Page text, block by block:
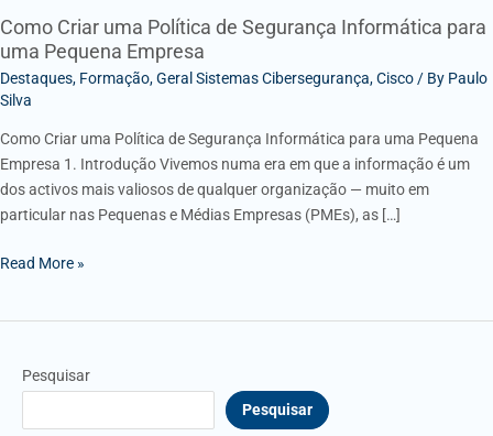
Como Criar uma Política de Segurança Informática para
uma Pequena Empresa
Destaques, Formação,Geral Sistemas Cibersegurança,Cisco/ By Paulo
Silva
Como Criar uma Política de Segurança Informática para uma Pequena
Empresa 1. Introdução Vivemos numa era em que a informação é um
dos activos mais valiosos de qualquer organização — muito em
particular nas Pequenas e Médias Empresas (PMEs), as […]
Read More »
Pesquisar
Pesquisar